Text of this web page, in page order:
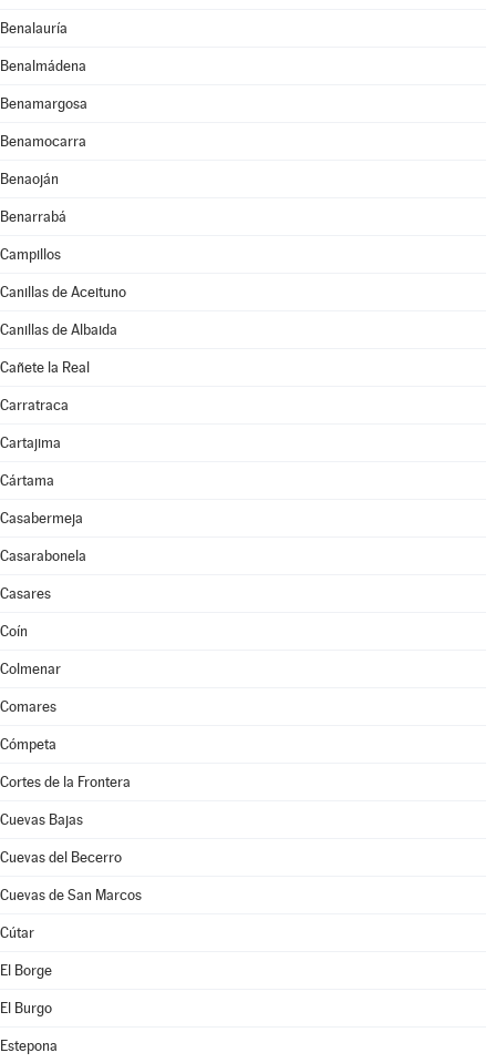
Benalauría
Benalmádena
Benamargosa
Benamocarra
Benaoján
Benarrabá
Campillos
Canillas de Aceituno
Canillas de Albaida
Cañete la Real
Carratraca
Cartajima
Cártama
Casabermeja
Casarabonela
Casares
Coín
Colmenar
Comares
Cómpeta
Cortes de la Frontera
Cuevas Bajas
Cuevas del Becerro
Cuevas de San Marcos
Cútar
El Borge
El Burgo
Estepona